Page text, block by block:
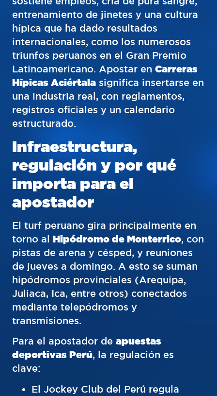
entrenamiento de jinetes y una cultura
hípica que ha dado resultados
internacionales, como los numerosos
triunfos peruanos en el Gran Premio
Latinoamericano. Apostar en Carreras
Hípicas Aciértala significa insertarse en
una industria real, con reglamentos,
registros oficiales y un calendario
estructurado.
Infraestructura,
regulación y por qué
importa para el
apostador
El turf peruano gira principalmente en
torno al Hipódromo de Monterrico, con
pistas de arena y césped, y reuniones
de jueves a domingo. A esto se suman
hipódromos provinciales (Arequipa,
Juliaca, Ica, entre otros) conectados
mediante telepódromos y
transmisiones.
Para el apostador de apuestas
deportivas Perú, la regulación es
clave:
El Jockey Club del Perú regula